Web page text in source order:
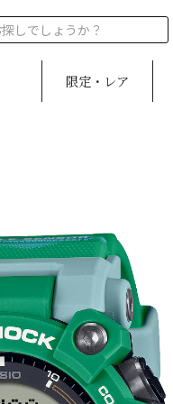
限定・レア